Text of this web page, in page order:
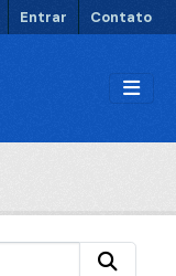
Entrar Contato